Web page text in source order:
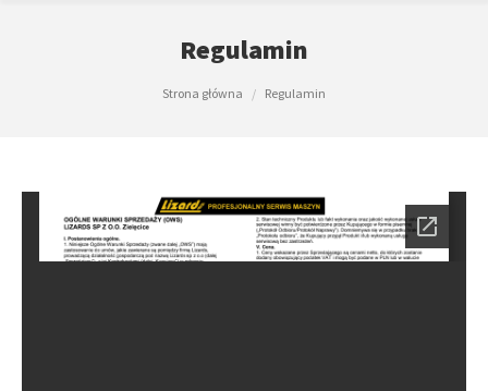
Regulamin
Strona główna Regulamin